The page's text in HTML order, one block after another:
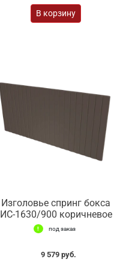
В корзину
Изголовье спринг бокса
ИС-1630/900 коричневое
под заказ
9 579 руб.